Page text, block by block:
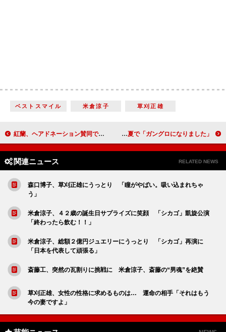
ベストスマイル 米倉涼子 草刈正雄
紅蘭、ヘアドネーション賛同で５０センチカット 逮捕歴ある交際相手については語らず 岩田剛典は真冬の雪中ロケ「遭難するかと」 石井杏奈は真夏で「ガングロになりました」
関連ニュース RELATED NEWS
森口博子、草刈正雄にうっとり 「瞳がやばい。吸い込まれちゃ
う」
米倉涼子、４２歳の誕生日サプライズに笑顔 「シカゴ」凱旋公演
「終わったら飲む！！」
米倉涼子、総額２億円ジュエリーにうっとり 「シカゴ」再演に
「日本を代表して頑張る」
斎藤工、突然の瓦割りに挑戦に 米倉涼子、斎藤の“男魂”を絶賛
草刈正雄、女性の性格に求めるものは… 運命の相手「それはもう
今の妻ですよ」